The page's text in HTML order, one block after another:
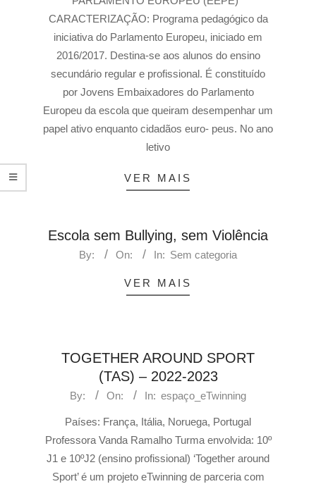
CARACTERIZAÇÃO: Programa pedagógico da
iniciativa do Parlamento Europeu, iniciado em
2016/2017. Destina-se aos alunos do ensino
secundário regular e profissional. É constituído
por Jovens Embaixadores do Parlamento
Europeu da escola que queiram desempenhar um
papel ativo enquanto cidadãos euro- peus. No ano
letivo
VER MAIS
Escola sem Bullying, sem Violência
By: On: In: Sem categoria
VER MAIS
TOGETHER AROUND SPORT
(TAS) – 2022-2023
By: On: In: espaço_eTwinning
Países: França, Itália, Noruega, Portugal
Professora Vanda Ramalho Turma envolvida: 10º
J1 e 10ºJ2 (ensino profissional) ‘Together around
Sport’ é um projeto eTwinning de parceria com